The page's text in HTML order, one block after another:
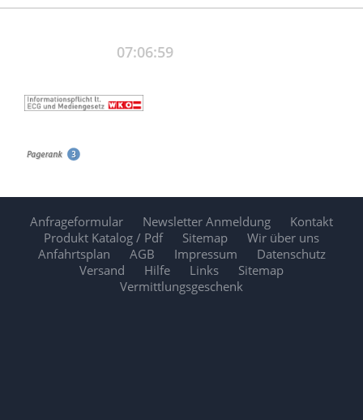
Anfrageformular Newsletter Anmeldung
Kontakt
Produkt Katalog / Pdf
Sitemap
Wir über uns
Anfahrtsplan
AGB Impressum
Datenschutz
Versand
Hilfe Links
Sitemap
Vermittlungsgeschenk